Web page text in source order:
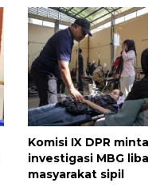
Komisi IX DPR
investigasi MBG
masyarakat sipil